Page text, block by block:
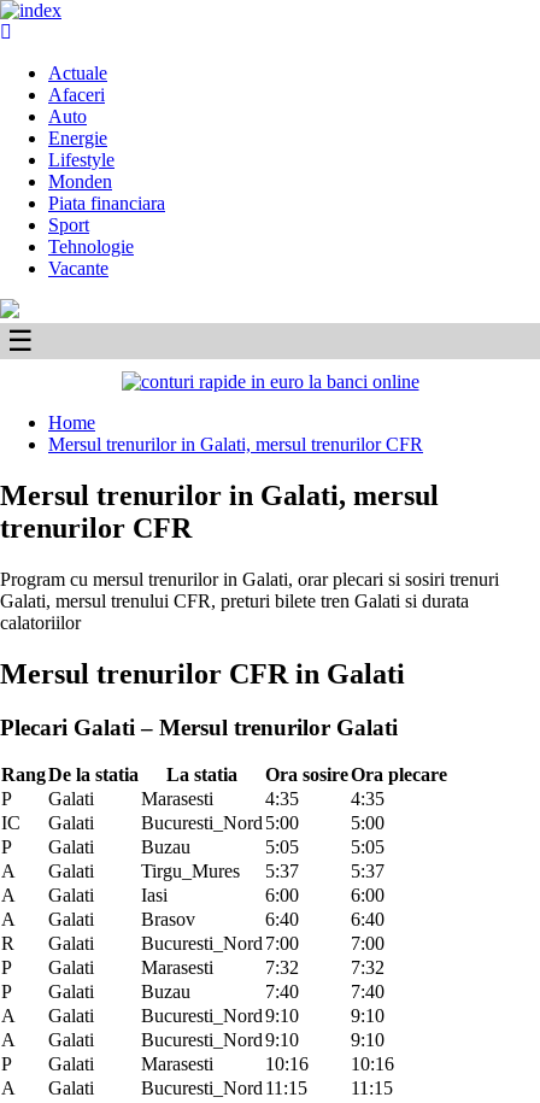
Skip
to
Actuale
Afaceri
Auto
Energie
Lifestyle
Monden
Piata financiara
Sport
Tehnologie
Vacante
☰
Home
Mersul trenurilor in Galati, mersul trenurilor CFR
Mersul trenurilor in Galati, mersul
trenurilor CFR
Program cu mersul trenurilor in Galati, orar plecari si sosiri trenuri
Galati, mersul trenului CFR, preturi bilete tren Galati si durata
calatoriilor
Mersul trenurilor CFR in Galati
Plecari Galati – Mersul trenurilor Galati
RangDe la statia La statia Ora sosireOra plecare
P
Galati Marasesti 4:35
4:35
IC
Galati Bucuresti_Nord 5:00
5:00
P
Galati Buzau 5:05
5:05
A
Galati Tirgu_Mures 5:37
5:37
A
Galati Iasi 6:00
6:00
A
Galati Brasov 6:40
6:40
R
Galati Bucuresti_Nord 7:00
7:00
P
Galati Marasesti 7:32
7:32
P
Galati Buzau 7:40
7:40
A
Galati Bucuresti_Nord9:10
9:10
A
Galati Bucuresti_Nord9:10
9:10
P
Galati Marasesti 10:16
10:16
A
Galati Bucuresti_Nord 11:15
11:15